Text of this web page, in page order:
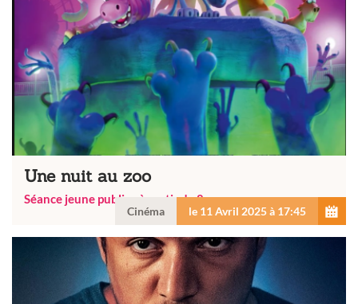
Une nuit au zoo
Séance jeune public - à partir de 8 ans
Cinéma le 11 Avril 2025 à 17:45